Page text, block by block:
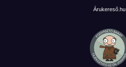
Árukereső.hu